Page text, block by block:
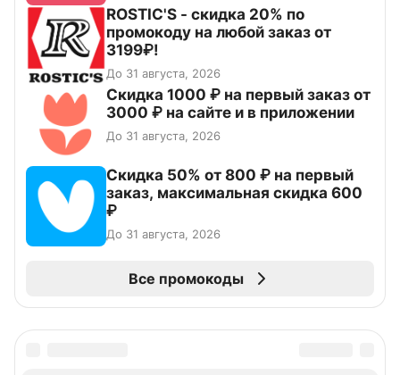
ROSTIC'S - скидка 20% по
промокоду на любой заказ от
3199₽!
До 31 августа, 2026
Скидка 1000 ₽ на первый заказ от
3000 ₽ на сайте и в приложении
До 31 августа, 2026
Скидка 50% от 800 ₽ на первый
заказ, максимальная скидка 600
₽
До 31 августа, 2026
Все промокоды